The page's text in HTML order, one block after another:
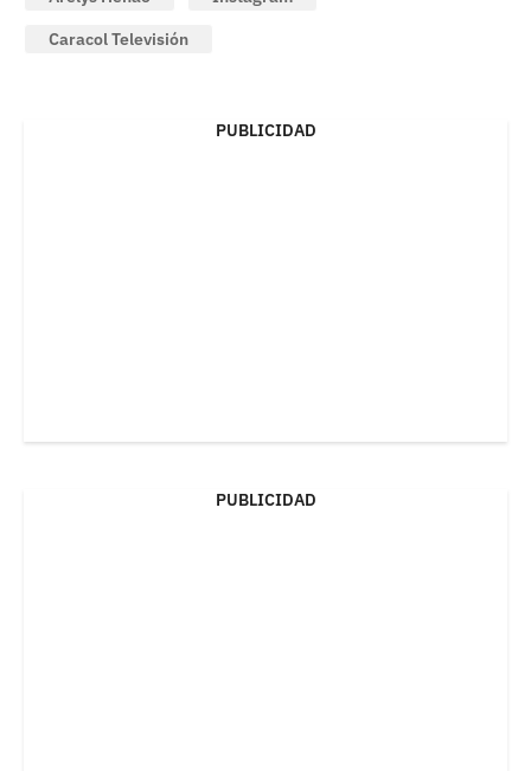
Caracol Televisión
PUBLICIDAD
PUBLICIDAD